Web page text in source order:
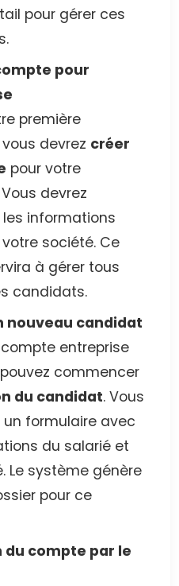
pour gérer ces
pour
première
devrez créer
pour votre
devrez
informations
société. Ce
à gérer tous
candidats.
nouveau candidat
entreprise
commencer
du candidat. Vous
un formulaire avec
du salarié et
Le système génère
pour ce
compte par le